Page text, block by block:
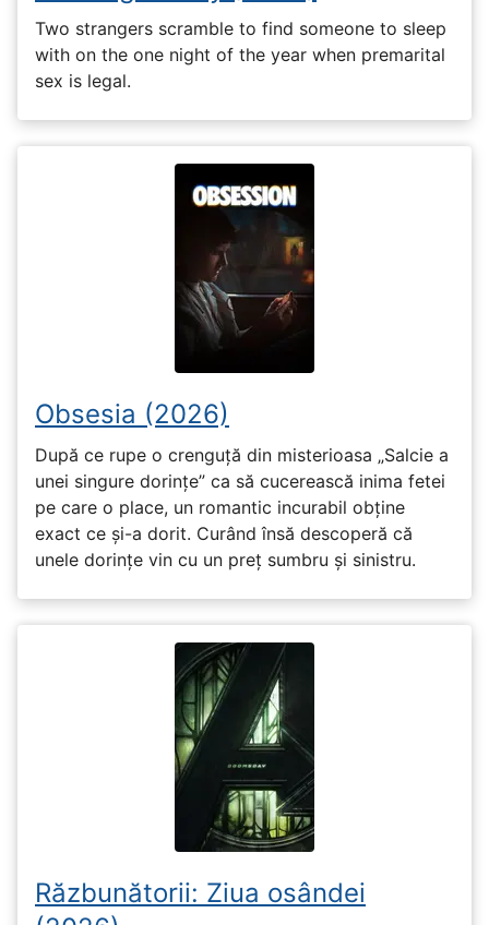
Two strangers scramble to find someone to sleep
with on the one night of the year when premarital
sex is legal.
Obsesia (2026)
După ce rupe o crenguță din misterioasa „Salcie a
unei singure dorințe” ca să cucerească inima fetei
pe care o place, un romantic incurabil obține
exact ce și-a dorit. Curând însă descoperă că
unele dorințe vin cu un preț sumbru și sinistru.
Răzbunătorii: Ziua osândei